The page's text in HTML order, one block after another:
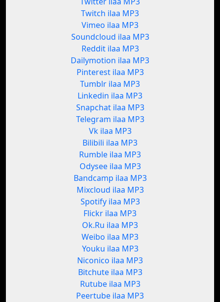
Twitch ilaa MP3
Vimeo ilaa MP3
Soundcloud ilaa MP3
Reddit ilaa MP3
Dailymotion ilaa MP3
Pinterest ilaa MP3
Tumblr ilaa MP3
Linkedin ilaa MP3
Snapchat ilaa MP3
Telegram ilaa MP3
Vk ilaa MP3
Bilibili ilaa MP3
Rumble ilaa MP3
Odysee ilaa MP3
Bandcamp ilaa MP3
Mixcloud ilaa MP3
Spotify ilaa MP3
Flickr ilaa MP3
Ok.Ru ilaa MP3
Weibo ilaa MP3
Youku ilaa MP3
Niconico ilaa MP3
Bitchute ilaa MP3
Rutube ilaa MP3
Peertube ilaa MP3